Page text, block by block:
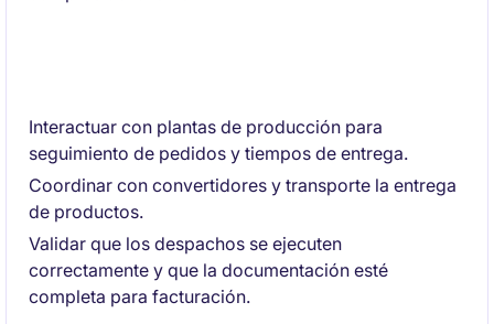
Interactuar con plantas de producción para
seguimiento de pedidos y tiempos de entrega.
Coordinar con convertidores y transporte la entrega
de productos.
Validar que los despachos se ejecuten
correctamente y que la documentación esté
completa para facturación.